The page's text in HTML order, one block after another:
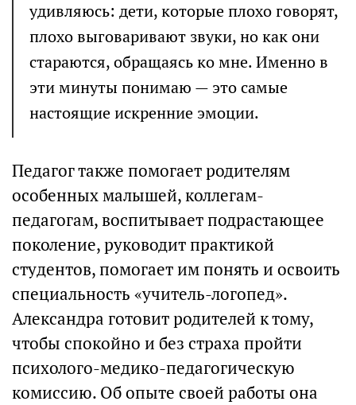
удивляюсь: дети, которые плохо говорят,
плохо выговаривают звуки, но как они
стараются, обращаясь ко мне. Именно в
эти минуты понимаю — это самые
настоящие искренние эмоции.
Педагог также помогает родителям
особенных малышей, коллегам-
педагогам, воспитывает подрастающее
поколение, руководит практикой
студентов, помогает им понять и освоить
специальность «учитель-логопед».
Александра готовит родителей к тому,
чтобы спокойно и без страха пройти
психолого-медико-педагогическую
комиссию. Об опыте своей работы она